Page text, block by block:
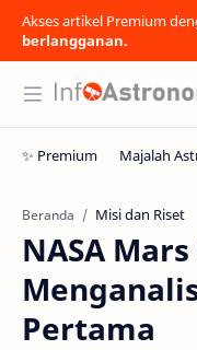
Akses artikel Premium
berlangganan.
Beranda Misi dan Riset
NASA
Pertama